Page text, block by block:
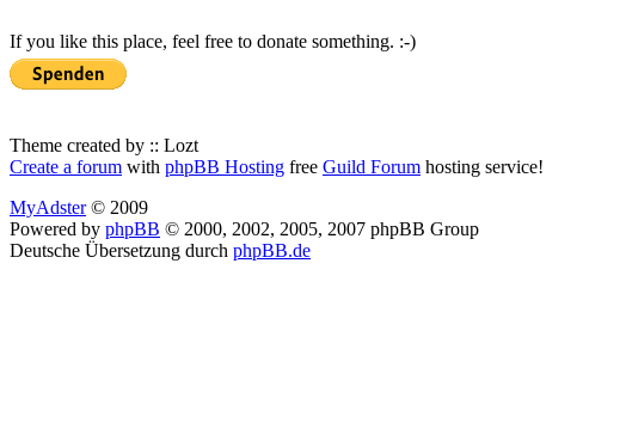
If you like this place, feel free to donate something. :-)
Theme created by :: Lozt
Create a forum with phpBB Hosting free Guild Forum hosting service!
MyAdster© 2009
Powered by phpBB © 2000, 2002, 2005, 2007 phpBB Group
Deutsche Übersetzung durch phpBB.de